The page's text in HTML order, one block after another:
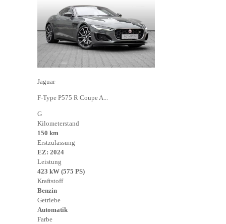
Jaguar
F-Type P575 R Coupe A...
G
Kilometerstand
150 km
Erstzulassung
EZ: 2024
Leistung
423 kW (575 PS)
Kraftstoff
Benzin
Getriebe
Automatik
Farbe